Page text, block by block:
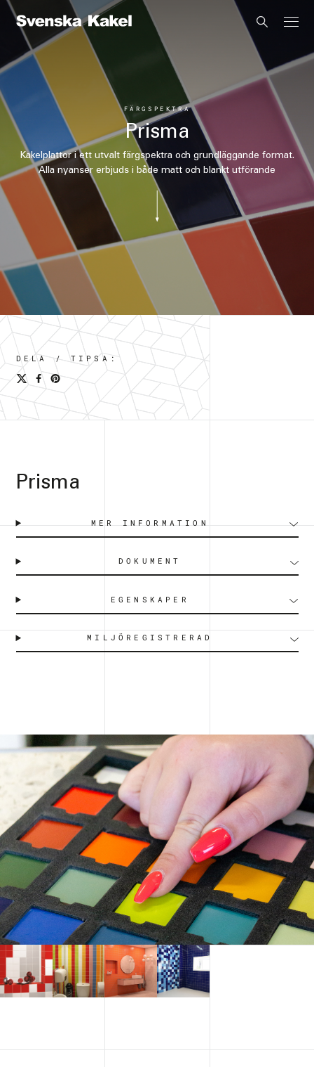
FÄRGSPEKTRA
Prisma
Kakelplattor i ett utvalt färgspektra och grundläggande format.
Alla nyanser erbjuds i både matt och blankt utförande
DELA / TIPSA:
Prisma
MER INFORMATION
DOKUMENT
EGENSKAPER
MILJÖREGISTRERAD